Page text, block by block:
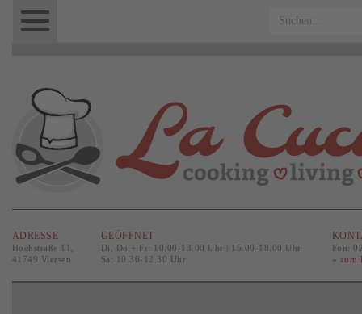
ADRESSE
Hochstraße 11,
41749 Viersen
GEÖFFNET
Di, Do + Fr: 10.00-13.00 Uhr | 15.00-18.00 Uhr
Sa: 10.30-12.30 Uhr
Fon:
» zum
Menu